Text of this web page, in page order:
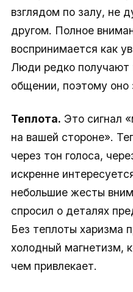
взглядом по залу, не
другом. Полное
воспринимается как
Люди редко получают
общении, поэтому оно
Теплота. Это сигнал
на вашей стороне».
через тон голоса,
искренне
небольшие жесты
спросил о деталях
Без теплоты харизма
холодный магнетизм,
чем привлекает.